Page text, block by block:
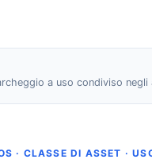
a uso condiviso
· CLASSE DI ASSET ·